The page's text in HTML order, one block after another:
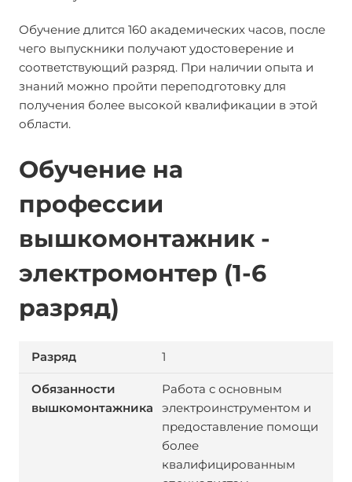
Обучение длится 160 академических часов, после
чего выпускники получают удостоверение и
соответствующий разряд. При наличии опыта и
знаний можно пройти переподготовку для
получения более высокой квалификации в этой
области.
Обучение на
профессии
вышкомонтажник -
электромонтер (1-6
разряд)
1
Работа с основным
электроинструментом и
предоставление помощи
более
квалифицированным